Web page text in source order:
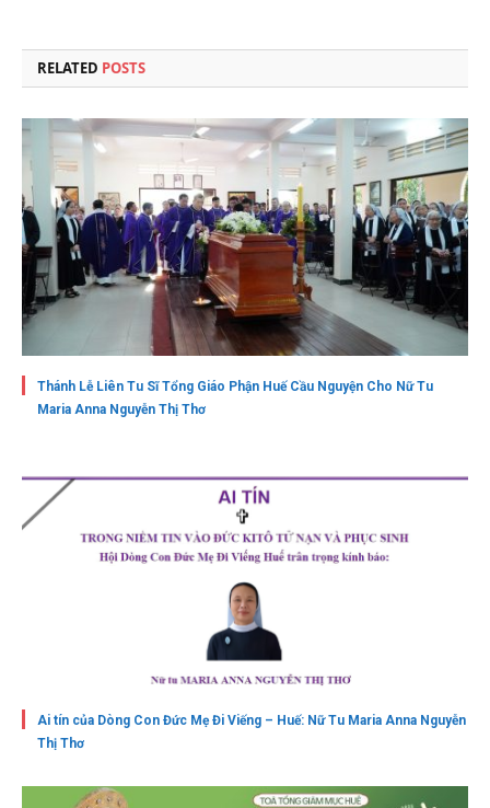
RELATED POSTS
Thánh Lễ Liên Tu Sĩ Tổng Giáo Phận Huế Cầu Nguyện Cho Nữ Tu
Maria Anna Nguyễn Thị Thơ
Ai tín của Dòng Con Đức Mẹ Đi Viếng – Huế: Nữ Tu Maria Anna Nguyễn
Thị Thơ